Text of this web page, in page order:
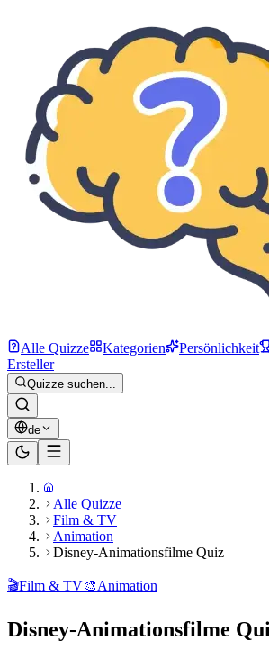
Alle Quizze Kategorien Persönlichkeit
Ersteller
Quizze suchen...
de
Alle Quizze
Film & TV
Animation
Disney-Animationsfilme Quiz
🎬Film & TV🎨Animation
Disney-Animationsfilme